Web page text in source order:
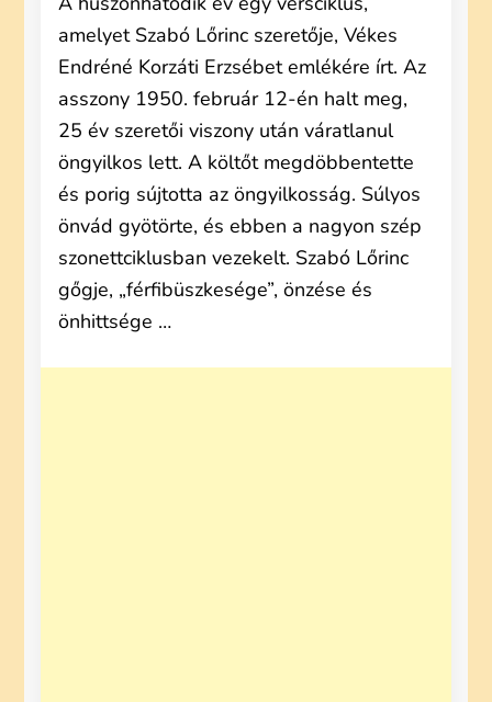
amelyet Szabó Lőrinc szeretője, Vékes
Endréné Korzáti Erzsébet emlékére írt. Az
asszony 1950. február 12-én halt meg,
25 év szeretői viszony után váratlanul
öngyilkos lett. A költőt megdöbbentette
és porig sújtotta az öngyilkosság. Súlyos
önvád gyötörte, és ebben a nagyon szép
szonettciklusban vezekelt. Szabó Lőrinc
gőgje, „férfibüszkesége”, önzése és
önhittsége …